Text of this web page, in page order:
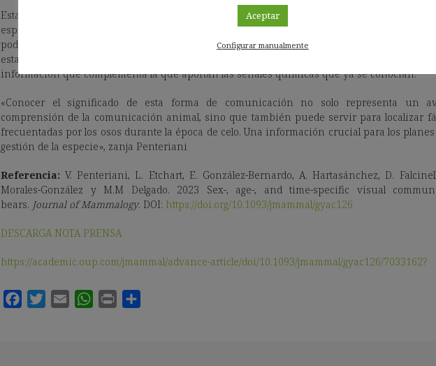
Estas marcas visuales, que realizan arañando y mordiendo la corteza, parecen tener
específico ya que solo las realizan los
machos adultos durante la época de celo
. El
podrían proporcionar información como el tamaño del individuo, que al final es una
estatus de dominancia de cada macho en busca de oportunidades de
información que complementa la que aportan las señales químicas que ya se conocían.
«Conocer el significado de esta forma de comunicación no solo representa un
comprensión de la comunicación animal, sino que también puede servir para localizar
frecuentadas por los osos durante la época de celo. Una información crucial para los
gestión de la especie», zanja Penteriani
Referencia: V. Penteriani, L. Etchart, E. González-Bernardo, A. Hartasánchez, D.
Morales-González y M.M Delgado. 2023 Sex-, age-, and time-specific visual
bears. Journal of Mammalogy. DOI: https://doi.org/10.1093/jmammal/gyac126
DESCARGA NOTA PRENSA
https://academic.oup.com/jmammal/advance-article/doi/10.1093/jmammal/gyac126/7033162?
Aceptar
Configurar manualmente